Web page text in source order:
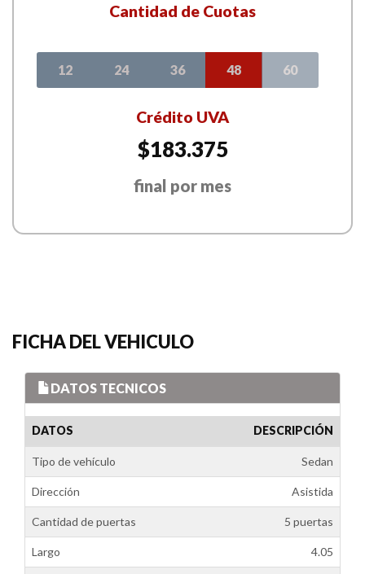
Cantidad de Cuotas
12 24 36 48 60
Crédito UVA
$183.375
final por mes
FICHA DEL VEHICULO
DATOS TECNICOS
DATOS DESCRIPCIÓN
Tipo de vehículo Sedan
Dirección Asistida
Cantidad de puertas 5 puertas
Largo 4.05